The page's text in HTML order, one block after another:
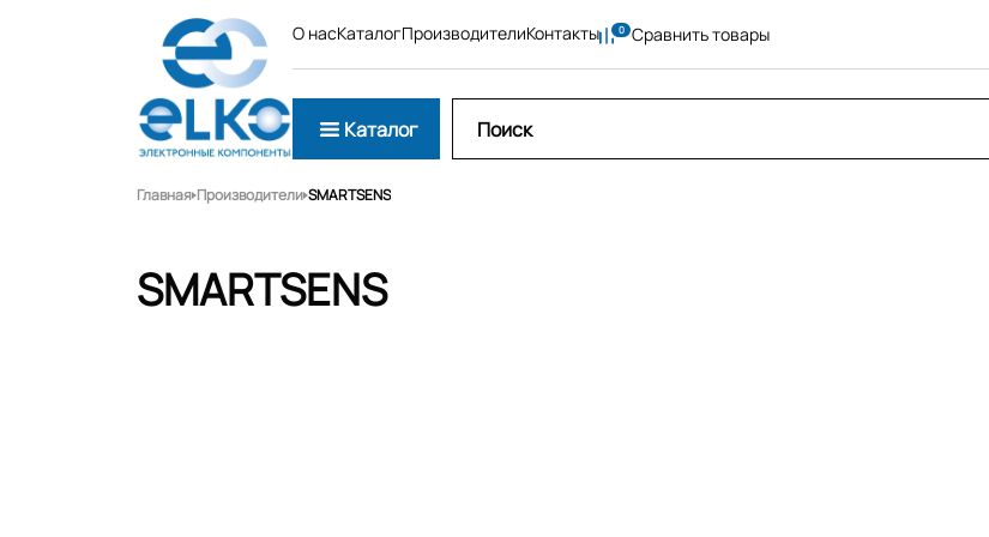
О насКаталогПроизводителиКонтакты Сравнить товары
Каталог
Главная Производители SMARTSENS
SMARTSENS